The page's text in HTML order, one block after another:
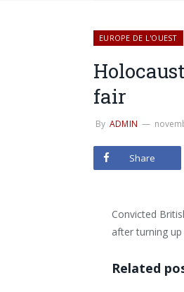
EUROPE DE L'OUEST
fair
By ADMIN
Share
Convicted
after turning
Related